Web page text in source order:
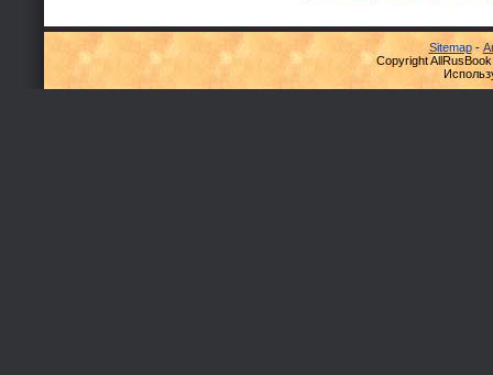
Sitemap-
Copyright